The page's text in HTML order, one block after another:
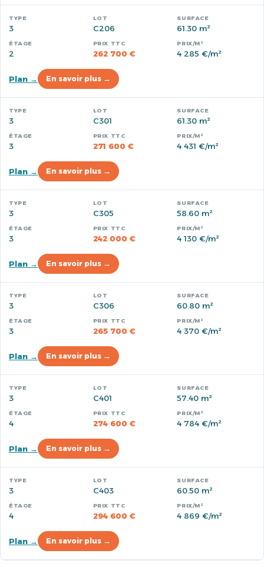
3 C206 61.30 m²
2 262 700 € 4 285 €/m²
Plan → En savoir plus →
3 C301 61.30 m²
3 271 600 € 4 431 €/m²
Plan → En savoir plus →
3 C305 58.60 m²
3 242 000 € 4 130 €/m²
Plan → En savoir plus →
3 C306 60.80 m²
3 265 700 € 4 370 €/m²
Plan → En savoir plus →
3 C401 57.40 m²
4 274 600 € 4 784 €/m²
Plan → En savoir plus →
3 C403 60.50 m²
4 294 600 € 4 869 €/m²
Plan → En savoir plus →